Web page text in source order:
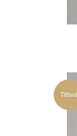
Tilbud